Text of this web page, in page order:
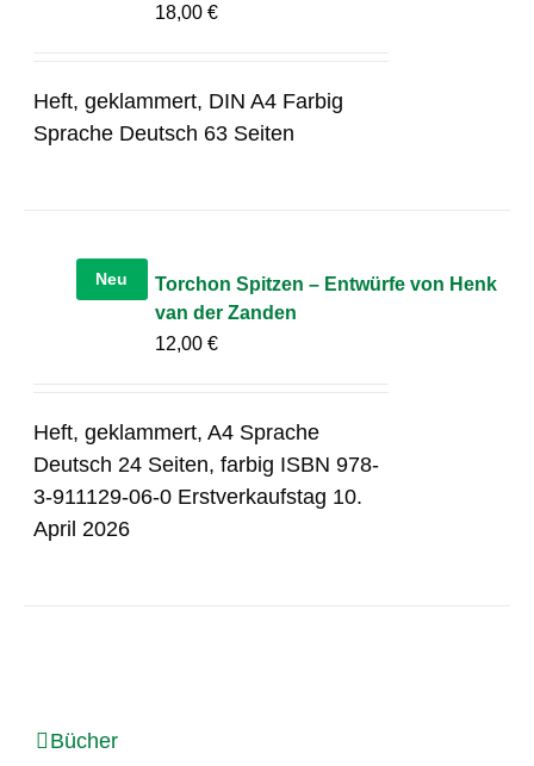
18,00€
Heft, geklammert, DIN A4 Farbig
Sprache Deutsch 63 Seiten
Neu
Torchon Spitzen – Entwürfe von Henk
van der Zanden
12,00€
Heft, geklammert, A4 Sprache
Deutsch 24 Seiten, farbig ISBN 978-
3-911129-06-0 Erstverkaufstag 10.
April 2026
Bücher